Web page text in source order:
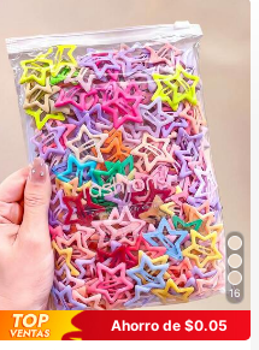
16
Ahorro de $0.05